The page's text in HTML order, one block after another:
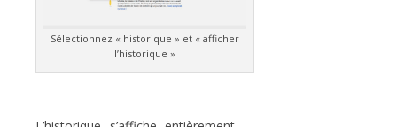
Sélectionnez « historique » et « afficher
l’historique »